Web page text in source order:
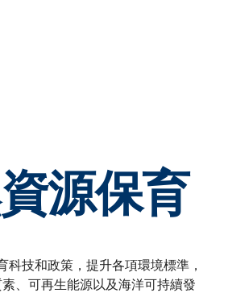
源保育
科技和政策，提升各項環境標準，
、可再生能源以及海洋可持續發